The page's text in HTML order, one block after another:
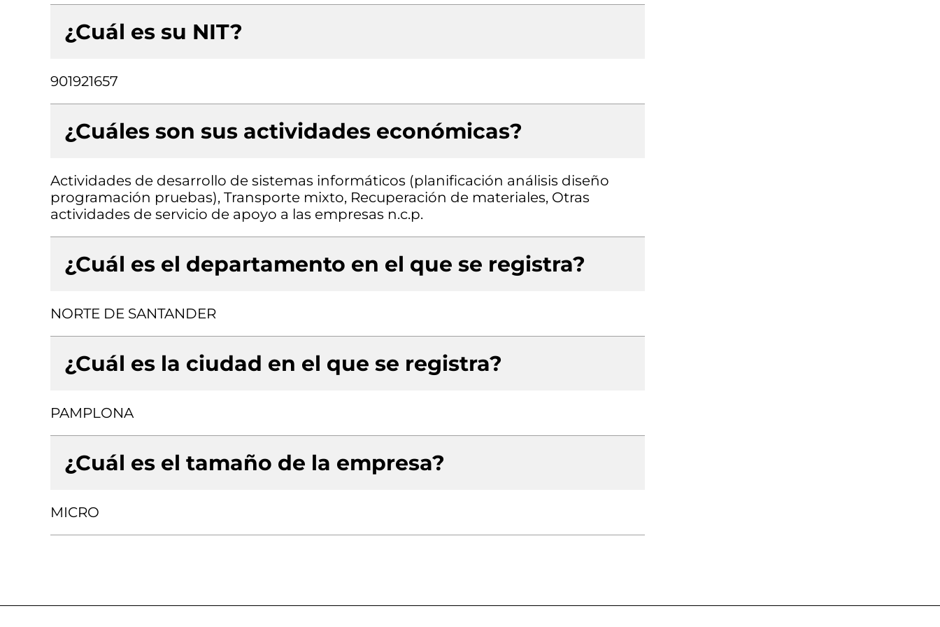
¿Cuál es su NIT?
901921657
¿Cuáles son sus actividades económicas?
Actividades de desarrollo de sistemas informáticos (planificación análisis diseño
programación pruebas), Transporte mixto, Recuperación de materiales, Otras
actividades de servicio de apoyo a las empresas n.c.p.
¿Cuál es el departamento en el que se registra?
NORTE DE SANTANDER
¿Cuál es la ciudad en el que se registra?
PAMPLONA
¿Cuál es el tamaño de la empresa?
MICRO